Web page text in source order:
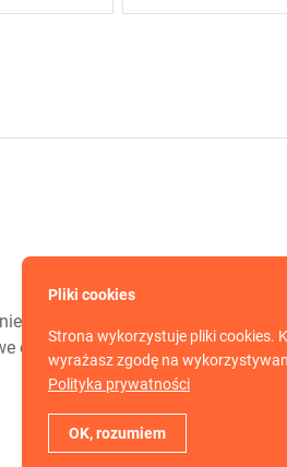
dla Was jest
opisy zabaw
Pliki cookies
Strona wykorzystuje pliki cookies.
wyrażasz zgodę na
Polityka prywatności
OK, rozumiem